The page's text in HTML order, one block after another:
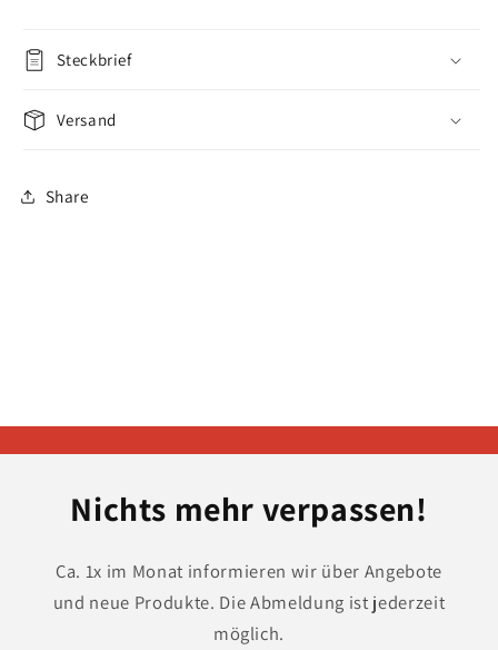
Steckbrief
Versand
Share
Nichts mehr verpassen!
Ca. 1x im Monat informieren wir über Angebote
und neue Produkte. Die Abmeldung ist jederzeit
möglich.